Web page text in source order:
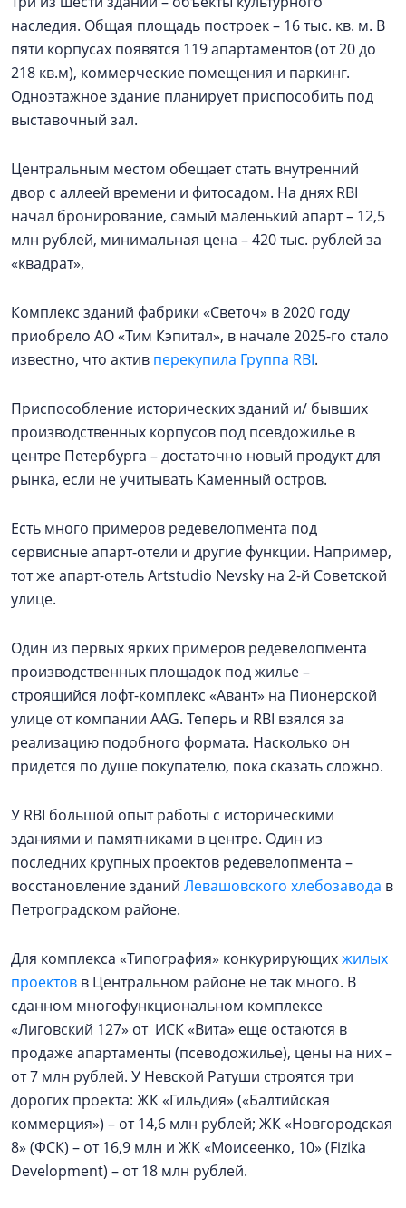
наследия. Общая площадь построек – 16 тыс. кв. м. В
пяти корпусах появятся 119 апартаментов (от 20 до
218 кв.м), коммерческие помещения и паркинг.
Одноэтажное здание планирует приспособить под
выставочный зал.
Центральным местом обещает стать внутренний
двор с аллеей времени и фитосадом. На днях RBI
начал бронирование, самый маленький апарт – 12,5
млн рублей, минимальная цена – 420 тыс. рублей за
«квадрат»,
Комплекс зданий фабрики «Светоч» в 2020 году
приобрело АО «Тим Кэпитал», в начале 2025-го стало
известно, что актив перекупила Группа RBI.
Приспособление исторических зданий и/ бывших
производственных корпусов под псевдожилье в
центре Петербурга – достаточно новый продукт для
рынка, если не учитывать Каменный остров.
Есть много примеров редевелопмента под
сервисные апарт-отели и другие функции. Например,
тот же апарт-отель Artstudio Nevsky на 2-й Советской
улице.
Один из первых ярких примеров редевелопмента
производственных площадок под жилье –
строящийся лофт-комплекс «Авант» на Пионерской
улице от компании AAG. Теперь и RBI взялся за
реализацию подобного формата. Насколько он
придется по душе покупателю, пока сказать сложно.
У RBI большой опыт работы с историческими
зданиями и памятниками в центре. Один из
последних крупных проектов редевелопмента –
восстановление зданий Левашовского хлебозавода в
Петроградском районе.
Для комплекса «Типография» конкурирующихжилых
проектов в Центральном районе не так много. В
сданном многофункциональном комплексе
«Лиговский 127» от ИСК «Вита» еще остаются в
продаже апартаменты (псеводожилье), цены на них –
от 7 млн рублей. У Невской Ратуши строятся три
дорогих проекта: ЖК «Гильдия» («Балтийская
коммерция») – от 14,6 млн рублей; ЖК «Новгородская
8» (ФСК) – от 16,9 млн и ЖК «Моисеенко, 10» (Fizika
Development) – от 18 млн рублей.